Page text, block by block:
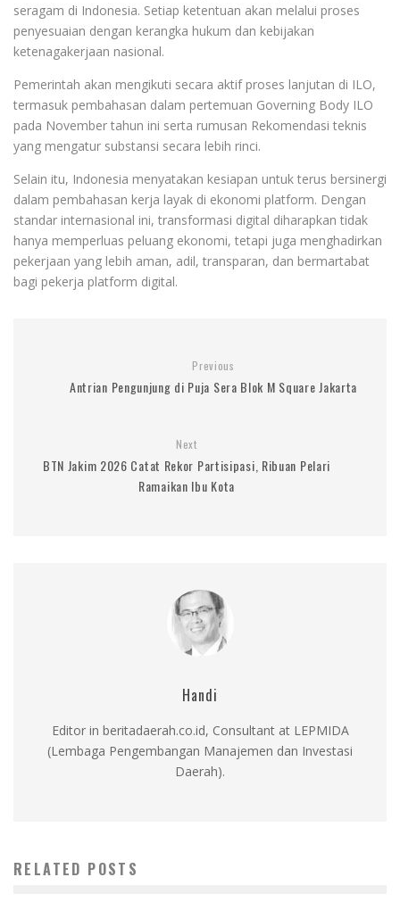
seragam di Indonesia. Setiap ketentuan akan melalui proses
penyesuaian dengan kerangka hukum dan kebijakan
ketenagakerjaan nasional.
Pemerintah akan mengikuti secara aktif proses lanjutan di ILO,
termasuk pembahasan dalam pertemuan Governing Body ILO
pada November tahun ini serta rumusan Rekomendasi teknis
yang mengatur substansi secara lebih rinci.
Selain itu, Indonesia menyatakan kesiapan untuk terus bersinergi
dalam pembahasan kerja layak di ekonomi platform. Dengan
standar internasional ini, transformasi digital diharapkan tidak
hanya memperluas peluang ekonomi, tetapi juga menghadirkan
pekerjaan yang lebih aman, adil, transparan, dan bermartabat
bagi pekerja platform digital.
Previous
Antrian Pengunjung di Puja Sera Blok M Square Jakarta
Next
BTN Jakim 2026 Catat Rekor Partisipasi, Ribuan Pelari
Ramaikan Ibu Kota
Handi
Editor in beritadaerah.co.id, Consultant at LEPMIDA
(Lembaga Pengembangan Manajemen dan Investasi
Daerah).
RELATED POSTS